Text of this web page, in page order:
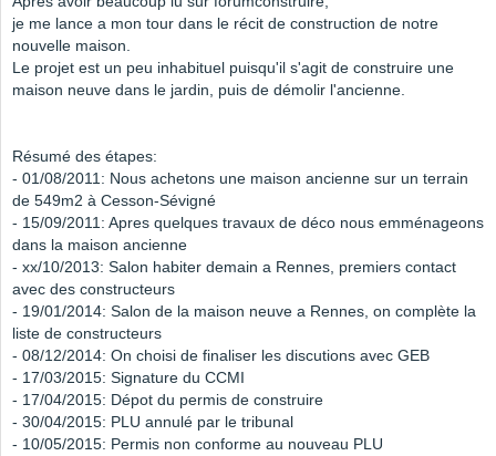
je me lance a mon tour dans le récit de construction de notre
nouvelle maison.
Le projet est un peu inhabituel puisqu'il s'agit de construire une
maison neuve dans le jardin, puis de démolir l'ancienne.
Résumé des étapes:
- 01/08/2011: Nous achetons une maison ancienne sur un terrain
de 549m2 à Cesson-Sévigné
- 15/09/2011: Apres quelques travaux de déco nous emménageons
dans la maison ancienne
- xx/10/2013: Salon habiter demain a Rennes, premiers contact
avec des constructeurs
- 19/01/2014: Salon de la maison neuve a Rennes, on complète la
liste de constructeurs
- 08/12/2014: On choisi de finaliser les discutions avec GEB
- 17/03/2015: Signature du CCMI
- 17/04/2015: Dépot du permis de construire
- 30/04/2015: PLU annulé par le tribunal
- 10/05/2015: Permis non conforme au nouveau PLU